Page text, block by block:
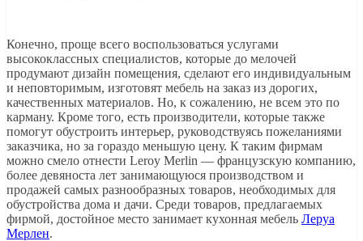
Конечно, проще всего воспользоваться услугами
высококлассных специалистов, которые до мелочей
продумают дизайн помещения, сделают его индивидуальным
и неповторимым, изготовят мебель на заказ из дорогих,
качественных материалов. Но, к сожалению, не всем это по
карману. Кроме того, есть производители, которые также
помогут обустроить интерьер, руководствуясь пожеланиями
заказчика, но за гораздо меньшую цену. К таким фирмам
можно смело отнести Leroy Merlin — французскую компанию,
более девяноста лет занимающуюся производством и
продажей самых разнообразных товаров, необходимых для
обустройства дома и дачи. Среди товаров, предлагаемых
фирмой, достойное место занимает кухонная мебель Леруа
Мерлен.